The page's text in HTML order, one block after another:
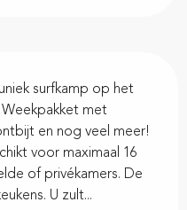
surfkamp op het
Weekpakket met
en nog veel meer!
voor maximaal 16
of privékamers. De
U zult...